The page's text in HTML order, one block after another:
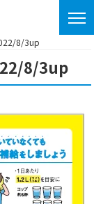
8/3up
8/3up